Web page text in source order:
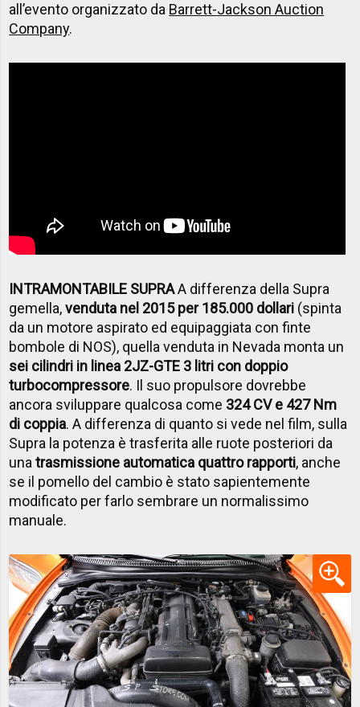
all’evento organizzato da Barrett-Jackson Auction
Company.
INTRAMONTABILE SUPRAA differenza della Supra
gemella,venduta nel 2015 per 185.000 dollari (spinta
da un motore aspirato ed equipaggiata con finte
bombole di NOS), quella venduta in Nevada monta un
sei cilindri in linea 2JZ-GTE 3 litri con doppio
turbocompressore. Il suo propulsore dovrebbe
ancora sviluppare qualcosa come 324 CV e 427 Nm
di coppia. A differenza di quanto si vede nel film, sulla
Supra la potenza è trasferita alle ruote posteriori da
unatrasmissione automatica quattro rapporti, anche
se il pomello del cambio è stato sapientemente
modificato per farlo sembrare un normalissimo
manuale.